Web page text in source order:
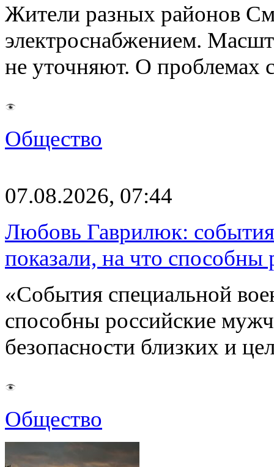
Жители разных районов
электроснабжением.
не уточняют. О проблемах
Общество
07.08.2026, 07:44
Любовь Гаврилюк:
показали, на что
«События специальной
способны российские
безопасности близких и
Общество